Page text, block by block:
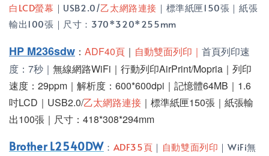
白LCD螢幕 ｜USB2.0/乙太網路連接 ｜標準紙匣150張｜紙張
輸出100張｜尺寸：370*320*255mm
HP M236sdw ： ADF40頁 ｜ 自動雙面列印｜ 首頁列印速
度：7秒｜ 無線網路WiFi｜行動列印AirPrint/Mopria｜列印
速度：29ppm｜解析度：600*600dpi｜記憶體64MB｜1.6
吋LCD｜USB2.0/乙太網路連接 ｜標準紙匣150張｜紙張輸
出100張｜尺寸：418*308*294mm
Brother L2540DW ： ADF35頁 ｜ 自動雙面列印 ｜WiFi無